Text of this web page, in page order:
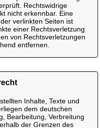
Rechtswidrige
nicht erkennbar. Eine
verlinkten Seiten ist
einer Rechtsverletzung
von Rechtsverletzungen
entfernen.
Inhalte, Texte und
dem deutschen
Bearbeitung, Verbreitung
der Grenzen des